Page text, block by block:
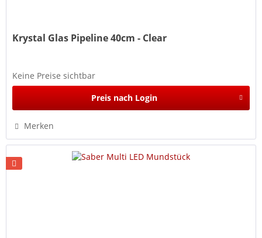
Krystal Glas Pipeline 40cm - Clear
Keine Preise sichtbar
Preis nach Login
Merken